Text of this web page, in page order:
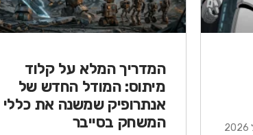
Claude Opus 4.7 שוחרר ב-16 באפריל 2026
המדריך המלא על קלוד
מיתוס: המודל החדש של
אנתרופיק שמשנה את כללי
המשחק בסייבר